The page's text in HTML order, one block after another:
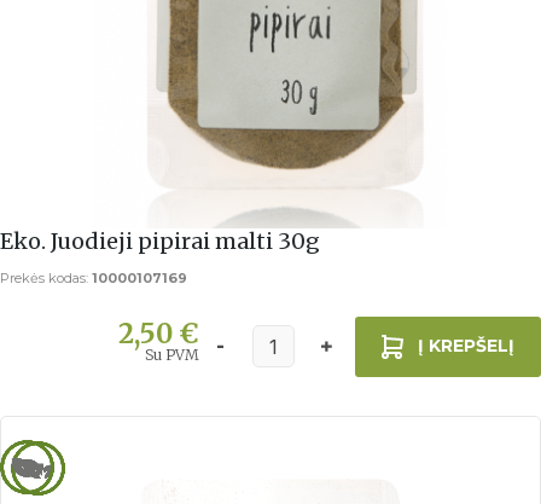
Eko. Juodieji pipirai malti 30g
Prekės kodas: 10000107169
2,50 €
Su PVM Į KREPŠELĮ